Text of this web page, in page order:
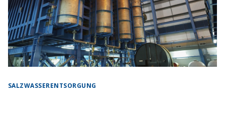
SALZWASSERENTSORGUNG